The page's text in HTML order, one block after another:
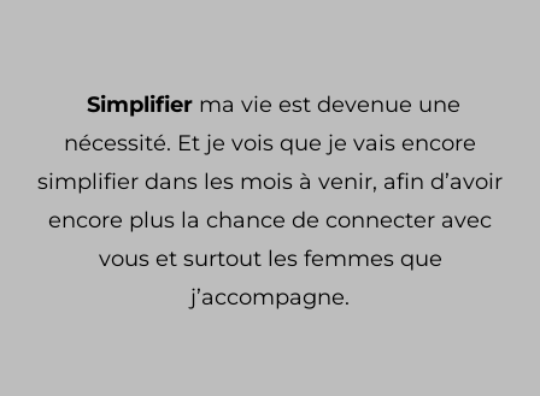
Simplifier ma vie est devenue une
nécessité. Et je vois que je vais encore
simplifier dans les mois à venir, afin d’avoir
encore plus la chance de connecter avec
vous et surtout les femmes que
j’accompagne.